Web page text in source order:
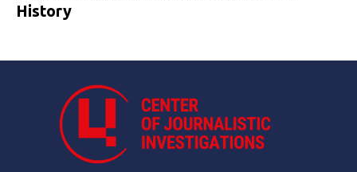
History